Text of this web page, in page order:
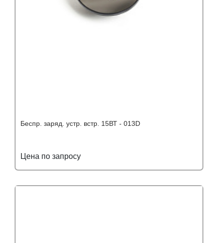
Беспр. заряд. устр. встр. 15ВТ - 013D
Цена по запросу